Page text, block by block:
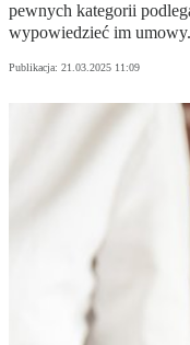
pewnych kategorii
wypowiedzieć im
Publikacja: 21.03.2025 11:09